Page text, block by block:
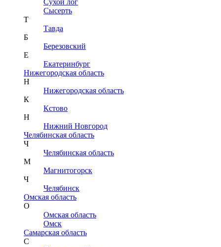
Сухой лог
Сысерть
Т
Тавда
Б
Березовский
Е
Екатеринбург
Нижегородская область
Н
Нижегородская область
К
Кстово
Н
Нижний Новгород
Челябинская область
Ч
Челябинская область
М
Магнитогорск
Ч
Челябинск
Омская область
О
Омская область
Омск
Самарская область
С